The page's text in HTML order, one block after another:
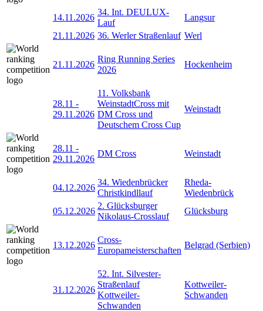
14.11.2026
34. Int. DEULUX-
Lauf
Langsur
21.11.2026 36. Werler Straßenlauf Werl
21.11.2026
Ring Running Series
2026
Hockenheim
28.11 -
29.11.2026
11. Volksbank
WeinstadtCross mit
DM Cross und
Deutschem Cross Cup
Weinstadt
28.11 -
29.11.2026
DM Cross Weinstadt
04.12.2026
34. Wiedenbrücker
Christkindllauf
Rheda-
Wiedenbrück
05.12.2026
2. Glücksburger
Nikolaus-Crosslauf
Glücksburg
13.12.2026
Cross-
Europameisterschaften
Belgrad (Serbien)
31.12.2026
52. Int. Silvester-
Straßenlauf
Kottweiler-
Schwanden
Kottweiler-
Schwanden